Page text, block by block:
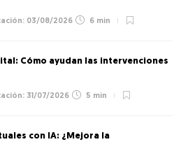
03/08/2026 6 min
Cómo ayudan las intervenciones
31/07/2026 5 min
con IA: ¿Mejora la